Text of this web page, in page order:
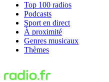
Top 100 radios
Podcasts
Sport en direct
À proximité
Genres musicaux
Thèmes